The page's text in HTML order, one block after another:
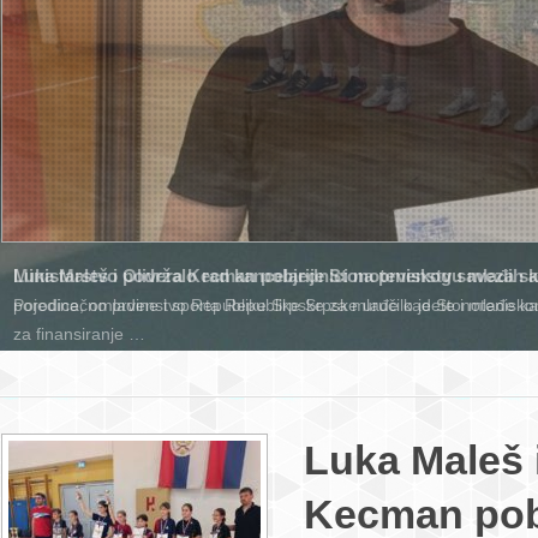
Ministarstvo podržalo rad kancelarije Stonoteniskog saveza
porodice, omladine i sporta Republike Srpske uručilo je
za finansiranje …
Luka Maleš
Kecman